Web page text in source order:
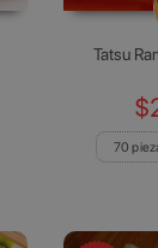
Tatsu
70